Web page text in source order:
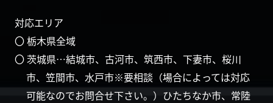
対応エリア
〇 栃木県全域
〇 茨城県…結城市、古河市、筑西市、下妻市、桜川
市、笠間市、水戸市※要相談（場合によっては対応
可能なのでお問合せ下さい。）ひたちなか市、常陸